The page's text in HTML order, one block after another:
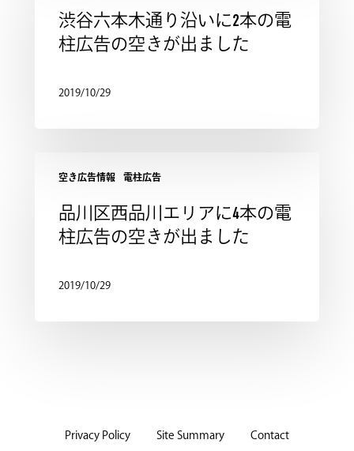
渋谷六本木通り沿いに2本の電
柱広告の空きが出ました
2019/10/29
空き広告情報 電柱広告
品川区西品川エリアに4本の電
柱広告の空きが出ました
2019/10/29
Privacy Policy Site Summary Contact